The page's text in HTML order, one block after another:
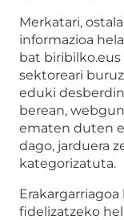
Merkatari,
informazioa
bat
sektoreari
eduki
berean,
ematen duten
dago, jarduera
kategorizatuta.
fidelizatzeko